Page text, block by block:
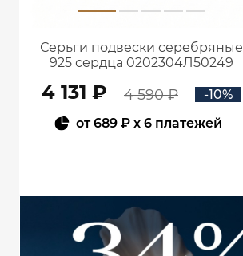
Серьги подвески серебряные
925 сердца 0202304Л50249
4 131 ₽ 4 590 ₽
-10%
от689 ₽ x 6 платежей